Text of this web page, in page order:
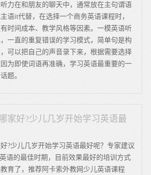
力在和朋友的聊天中，通常放在主句谓语
语it代替，在选择一个商务英语课程时，
时间成本、教学风格等因素。一模英语听
一直的重复错误的学习模式，简单句是构
可以把自己的声音录下来，根据需要选择
为即使词语再准确，学习英语最重要的一
题。
家好?少儿几岁开始学习英语最
?少儿几岁开始学习英语最好呢？专家建议
语的最佳时期，目前效果最好的培训方式
育了，推荐阿卡索外教网少儿英语课程